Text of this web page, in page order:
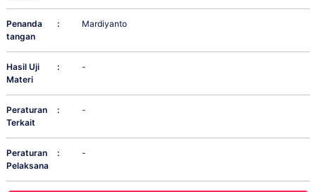
Penanda
tangan
: Mardiyanto
Hasil Uji
Materi
: -
Peraturan
Terkait
: -
Peraturan
Pelaksana
: -